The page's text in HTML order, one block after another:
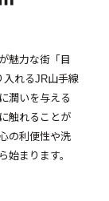
魅力な街「目
れるJR山手線
潤いを与える
触れることが
の利便性や洗
始まります。